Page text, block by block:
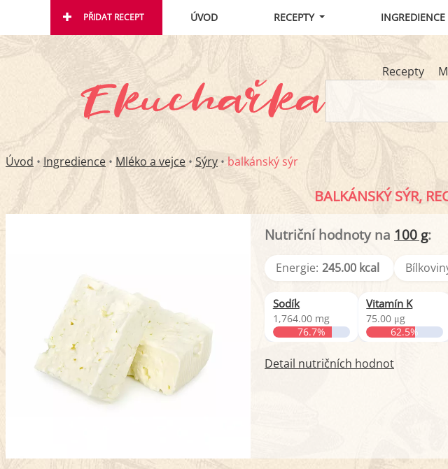
PŘIDAT RECEPT ÚVOD RECEPTY INGREDIENCE
Recepty
Úvod • Ingredience • Mléko a vejce • Sýry •balkánský sýr
BALKÁNSKÝ SÝR,
Nutriční hodnoty na 100 g:
Energie: 245.00 kcal
Sodík
1,764.00 mg
76.7%
Vitamín K
75.00 μg
62.5%
Detail nutričních hodnot